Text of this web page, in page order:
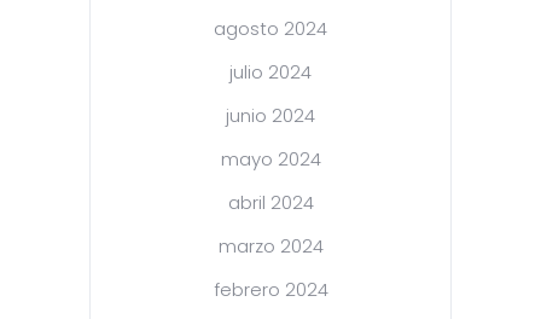
agosto 2024
julio 2024
junio 2024
mayo 2024
abril 2024
marzo 2024
febrero 2024